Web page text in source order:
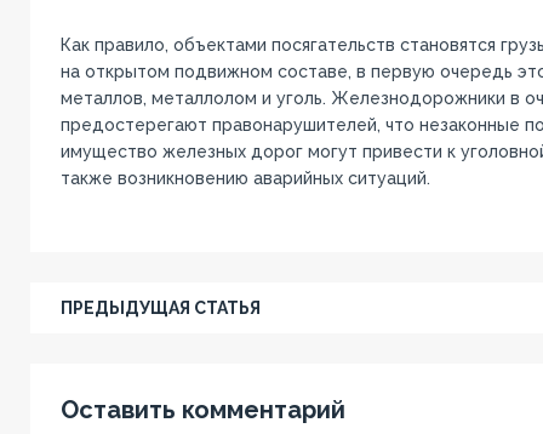
Как правило, объектами посягательств становятся
на открытом подвижном составе, в первую очередь
металлов, металлолом и уголь. Железнодорожники в
предостерегают правонарушителей, что незаконные
имущество железных дорог могут привести к
также возникновению аварийных ситуаций.
ПРЕДЫДУЩАЯ СТАТЬЯ
Оставить комментарий